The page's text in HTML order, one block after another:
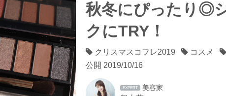
秋冬にぴったり◎
クにTRY！
クリスマスコフレ2019 コスメ
公開 2019/10/16
EXPERT 美容家